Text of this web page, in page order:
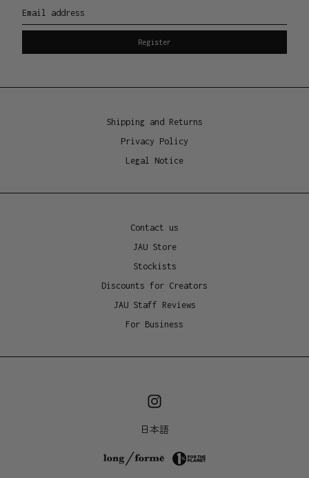
Email address
Register
Shipping and Returns
Privacy Policy
Legal Notice
Contact us
JAU Store
Stockists
Discounts for Creators
JAU Staff Reviews
For Business
日本語